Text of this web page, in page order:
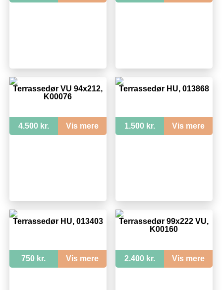
Terrassedør VU 94x212,
K00076
4.500 kr. Vis mere
Terrassedør HU, 013868
1.500 kr. Vis mere
Terrassedør HU, 013403
750 kr. Vis mere
Terrassedør 99x222 VU,
K00160
2.400 kr. Vis mere